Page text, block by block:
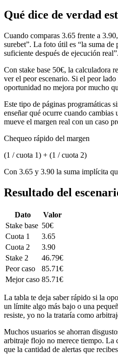
Qué dice de verdad
Cuando comparas 3.65 frente a
surebet”. La foto útil es “la suma de
suficiente después de ejecución real”.
Con stake base 50€, la calculadora
ver el peor escenario. Si el peor
oportunidad no mejora por mucho
Este tipo de páginas programáticas
enseñar qué ocurre cuando cambias
mueve el margen real con un caso
Chequeo rápido del margen
(1 / cuota 1) + (1 / cuota 2)
Con 3.65 y 3.90 la suma implícita
Resultado del
Dato
Valor
Stake base 50€
Cuota 1
3.65
Cuota 2
3.90
Stake 2
46.79€
Peor caso
85.71€
Mejor caso 85.71€
La tabla te deja saber rápido si la
un límite algo más bajo o una
resiste, yo no la trataría como
Muchos usuarios se ahorran
arbitraje flojo no merece tiempo. La
que la cantidad de alertas que